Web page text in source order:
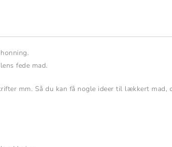
fede mad.
mm. Så du kan få nogle ideer til lækkert